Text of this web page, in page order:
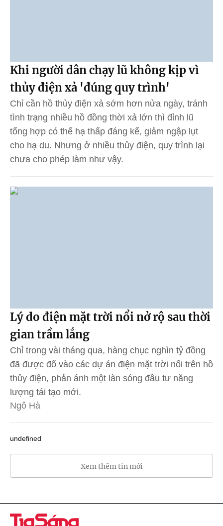
Khi người dân chạy lũ không kịp vì
thủy điện xả 'đúng quy trình'
Chỉ cần hồ thủy điện xả sớm hơn nửa ngày, tránh
tình trạng nhiều hồ đồng thời xả lớn thì đỉnh lũ
tổng hợp có thể hạ thấp đáng kể, giảm ngập lụt
cho hạ du. Nhưng ở nhiều thủy điện, quy trình lại
chưa cho phép làm như vậy.
Lý do điện mặt trời nổi nở rộ sau thời
gian trầm lắng
Chỉ trong vài tháng qua, hàng chục nghìn tỷ đồng
đã được đổ vào các dự án điện mặt trời nổi trên hồ
thủy điện, phản ánh một làn sóng đầu tư năng
lượng tái tạo mới.
Ngô Hà
undefined
Xem thêm tin mới